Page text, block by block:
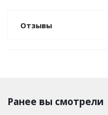
Отзывы
Ранее вы смотрели